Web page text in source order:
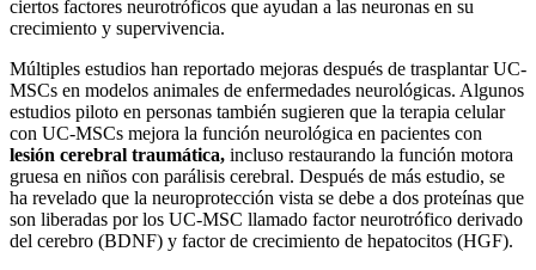
ciertos factores neurotróficos que ayudan a las neuronas en su
crecimiento y supervivencia.
Múltiples estudios han reportado mejoras después de trasplantar UC-
MSCs en modelos animales de enfermedades neurológicas. Algunos
estudios piloto en personas también sugieren que la terapia celular
con UC-MSCs mejora la función neurológica en pacientes con
lesión cerebral traumática, incluso restaurando la función motora
gruesa en niños con parálisis cerebral. Después de más estudio, se
ha revelado que la neuroprotección vista se debe a dos proteínas que
son liberadas por los UC-MSC llamado factor neurotrófico derivado
del cerebro (BDNF) y factor de crecimiento de hepatocitos (HGF).